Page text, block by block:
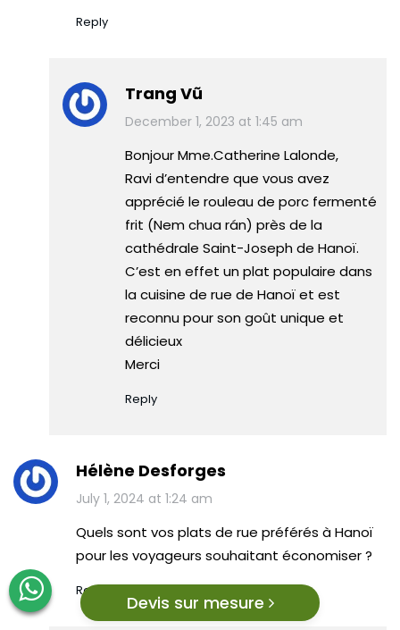
Reply
Trang Vũ
December 1, 2023 at 1:45 am
Bonjour Mme.Catherine Lalonde,
Ravi d’entendre que vous avez
apprécié le rouleau de porc fermenté
frit (Nem chua rán) près de la
cathédrale Saint-Joseph de Hanoï.
C’est en effet un plat populaire dans
la cuisine de rue de Hanoï et est
reconnu pour son goût unique et
délicieux​
Merci
Reply
Hélène Desforges
July 1, 2024 at 1:24 am
Quels sont vos plats de rue préférés à Hanoï
pour les voyageurs souhaitant économiser ?
Reply
Devis sur mesure